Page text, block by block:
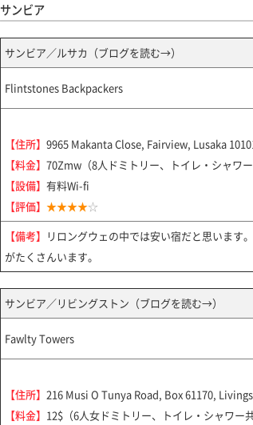
サンビア
サンビア／ルサカ（ブログを読む→）
Flintstones Backpackers
【住所】 9965 Makanta Close, Fairview, Lusaka
【料金】 70Zmw（8人ドミトリー、トイレ・シャワー
【設備】 有料Wi-fi
【評価】 ★★★★☆
【備考】 リロングウェの中では安い宿だと思います
がたくさんいます。
サンビア／リビングストン（ブログを読む→）
Fawlty Towers
【住所】 216 Musi O Tunya Road, Box 61170,
【料金】 12$（6人女ドミトリー、トイレ・シャワー共